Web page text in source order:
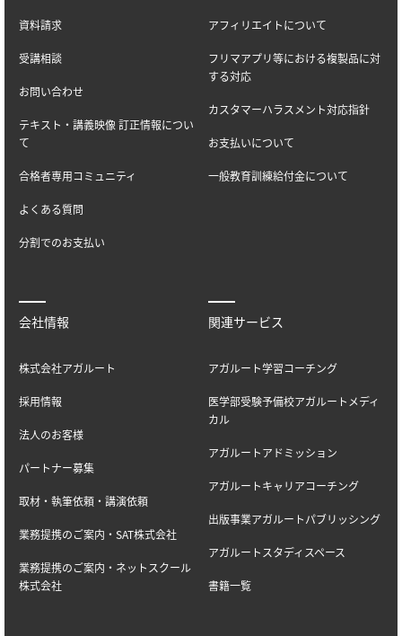
資料請求
受講相談
お問い合わせ
テキスト・講義映像 訂正情報につい
て
合格者専用コミュニティ
よくある質問
分割でのお支払い
アフィリエイトについて
フリマアプリ等における複製品に対
する対応
カスタマーハラスメント対応指針
お支払いについて
一般教育訓練給付金について
会社情報
株式会社アガルート
採用情報
法人のお客様
パートナー募集
取材・執筆依頼・講演依頼
業務提携のご案内・SAT株式会社
業務提携のご案内・ネットスクール
株式会社
関連サービス
アガルート学習コーチング
医学部受験予備校アガルートメディ
カル
アガルートアドミッション
アガルートキャリアコーチング
出版事業アガルートパブリッシング
アガルートスタディスペース
書籍一覧